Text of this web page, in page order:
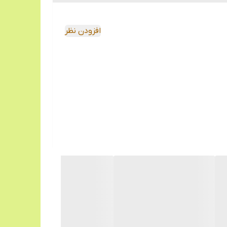
افزودن نظر